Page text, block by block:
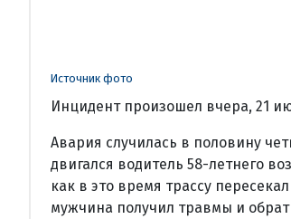
Источник фото
Инцидент произошел вчера, 21
Авария случилась в половину
двигался водитель 58-летнего
как в это время трассу
мужчина получил травмы и